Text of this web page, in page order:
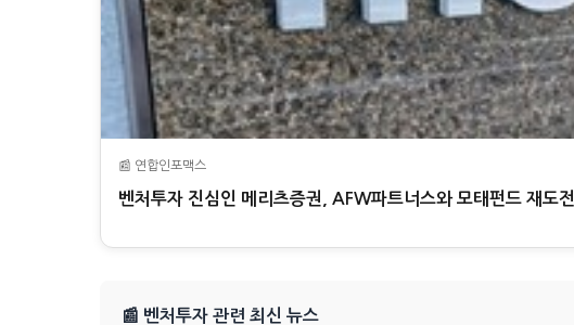
📰 연합인포맥스
벤처투자 진심인 메리츠증권, AFW파트너스와 모태펀드 재도전
📰 벤처투자 관련 최신 뉴스